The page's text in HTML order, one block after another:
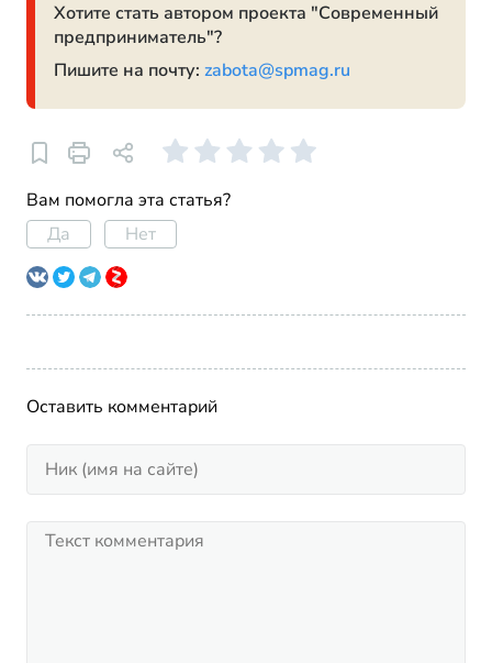
Хотите стать автором проекта "Современный
предприниматель"?
Пишите на почту: zabota@spmag.ru
Вам помогла эта статья?
Да
Нет
Оставить комментарий